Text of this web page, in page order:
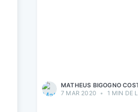
MATHEUS BIGOGNO
7 MAR 2020 • 1 MIN DE